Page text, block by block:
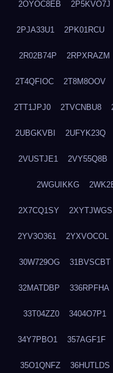
2OYOC8EB 2P5KVO7J
2PJA33U1 2PK01RCU
2R02B74P 2RPXRAZM
2T4QFIOC 2T8M8OOV
2TT1JPJ0 2TVCNBU8
2UBGKVBI 2UFYK23Q
2VUSTJE1 2VY55Q8B
2WGUIKKG
2X7CQ1SY 2XYTJWGS
2YV3O361 2YXVOCOL
30W729OG 31BVSCBT
32MATDBP 336RPFHA
33T04ZZ0 3404O7P1
34Y7PBO1 357AGF1F
35O1QNFZ 36HUTLDS